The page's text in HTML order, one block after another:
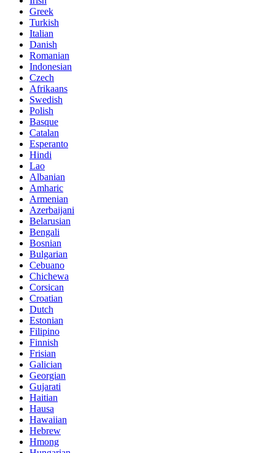
Greek
Turkish
Italian
Danish
Romanian
Indonesian
Czech
Afrikaans
Swedish
Polish
Basque
Catalan
Esperanto
Hindi
Lao
Albanian
Amharic
Armenian
Azerbaijani
Belarusian
Bengali
Bosnian
Bulgarian
Cebuano
Chichewa
Corsican
Croatian
Dutch
Estonian
Filipino
Finnish
Frisian
Galician
Georgian
Gujarati
Haitian
Hausa
Hawaiian
Hebrew
Hmong